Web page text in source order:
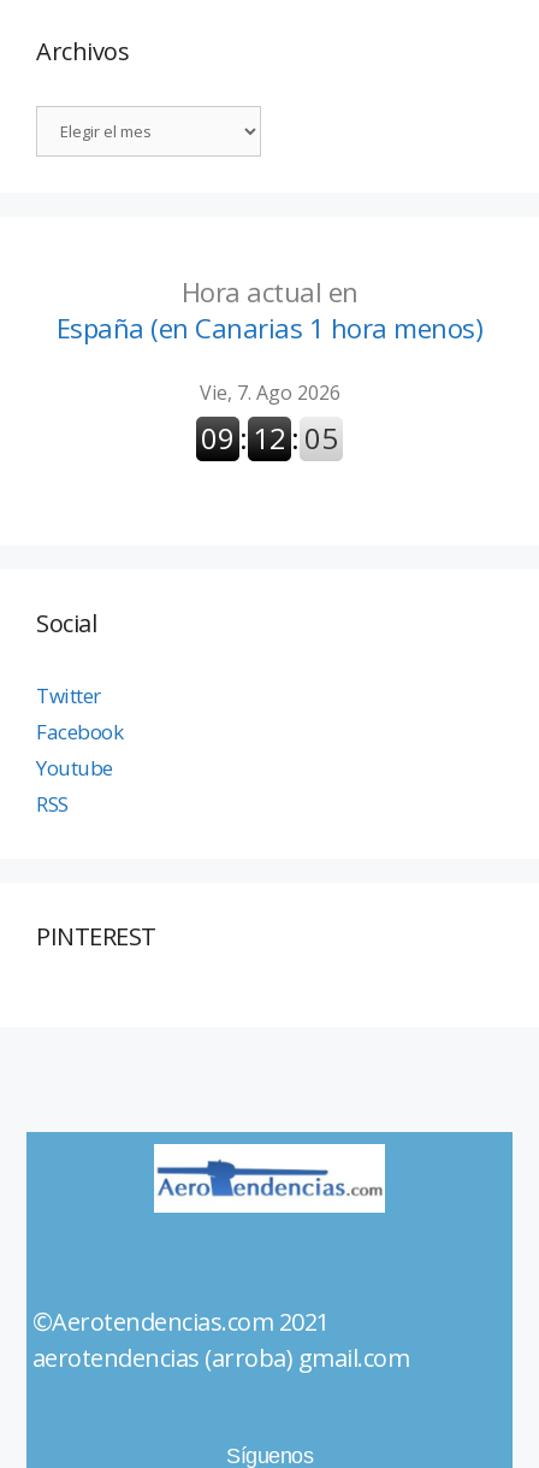
Archivos
Hora actual en
España (en Canarias 1 hora menos)
Social
Twitter
Facebook
Youtube
RSS
PINTEREST
©Aerotendencias.com 2021
aerotendencias (arroba) gmail.com
Síguenos